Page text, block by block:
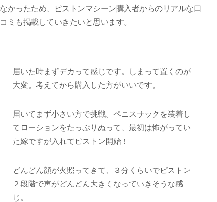
なかったため、ピストンマシーン購入者からのリアルな口
コミも掲載していきたいと思います。
届いた時まずデカって感じです。しまって置くのが
大変。考えてから購入した方がいいです。
届いてまず小さい方で挑戦。ペニスサックを装着し
てローションをたっぷりぬって、最初は怖がってい
た嫁ですが入れてピストン開始！
どんどん顔が火照ってきて、３分くらいでピストン
２段階で声がどんどん大きくなっていきそうな感
じ。